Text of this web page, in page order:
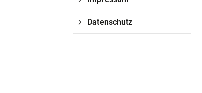
Datenschutz